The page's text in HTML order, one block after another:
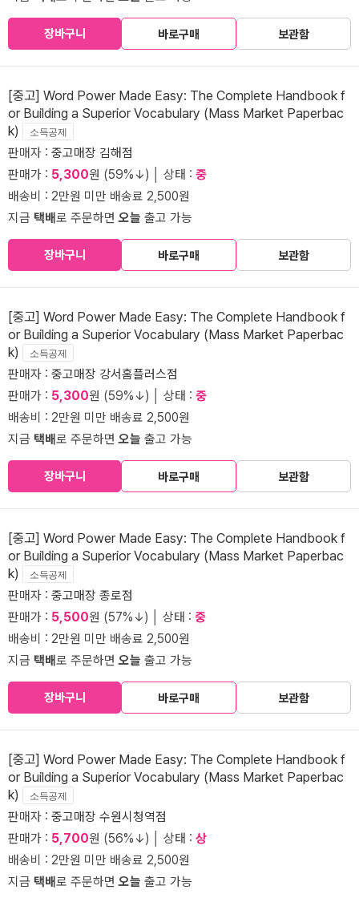
장바구니 바로구매 보관함
[중고] Word Power Made Easy: The Complete Handbook f
or Building a Superior Vocabulary (Mass Market Paperbac
k)
소득공제
판매자 : 중고매장 김해점
판매가 : 5,300원 (59%↓) │ 상태 : 중
배송비 : 2만원 미만 배송료 2,500원
지금 택배로 주문하면오늘 출고 가능
장바구니 바로구매 보관함
[중고] Word Power Made Easy: The Complete Handbook f
or Building a Superior Vocabulary (Mass Market Paperbac
k)
소득공제
판매자 : 중고매장 강서홈플러스점
판매가 : 5,300원 (59%↓) │ 상태 : 중
배송비 : 2만원 미만 배송료 2,500원
지금 택배로 주문하면오늘 출고 가능
장바구니 바로구매 보관함
[중고] Word Power Made Easy: The Complete Handbook f
or Building a Superior Vocabulary (Mass Market Paperbac
k)
소득공제
판매자 : 중고매장 종로점
판매가 : 5,500원 (57%↓) │ 상태 : 중
배송비 : 2만원 미만 배송료 2,500원
지금 택배로 주문하면오늘 출고 가능
장바구니 바로구매 보관함
[중고] Word Power Made Easy: The Complete Handbook f
or Building a Superior Vocabulary (Mass Market Paperbac
k)
소득공제
판매자 : 중고매장 수원시청역점
판매가 : 5,700원 (56%↓) │ 상태 : 상
배송비 : 2만원 미만 배송료 2,500원
지금 택배로 주문하면오늘 출고 가능